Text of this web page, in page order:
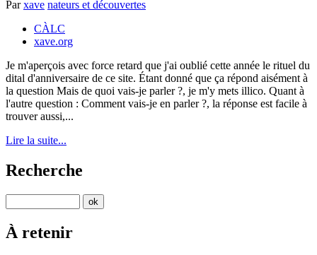
Parxave nateurs et découvertes
CÀLC
xave.org
Je m'aperçois avec force retard que j'ai oublié cette année le rituel du
dital d'anniversaire de ce site. Étant donné que ça répond aisément à
la question Mais de quoi vais-je parler ?, je m'y mets illico. Quant à
l'autre question : Comment vais-je en parler ?, la réponse est facile à
trouver aussi,...
Lire la suite...
Recherche
À retenir